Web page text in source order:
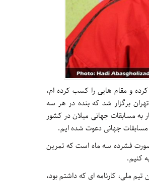
و مقام هایی را کسب کرده ام،
برگزار شد که بنده در هر سه
این اردوها و مسابقات انتخابی دعوت 36 رزمی کار به مسابقات جهانی میلان در کشور
مسابقات جهانی دعوت شده ایم.
داد: برای حضور در مسابقات جهانی ایتالیا – میلان 2017 به صورت فشرده سه ماه است که تمرین
کنیم.
ملی، کارنامه ای که داشتم بود،